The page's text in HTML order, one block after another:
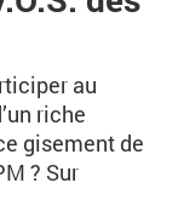
au
riche
gisement de
? Sur